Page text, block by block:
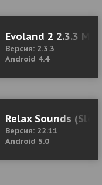
Evoland 2 2.3.3
Версия: 2.3.3
Android 4.4
Relax Sounds
Версия: 22.11
Android 5.0